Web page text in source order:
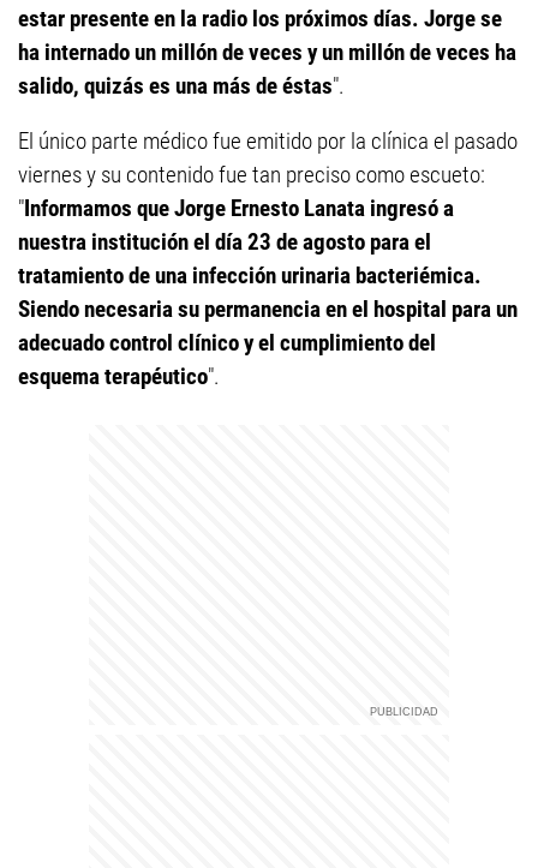
estar presente en la radio los próximos días. Jorge se
ha internado un millón de veces y un millón de veces ha
salido, quizás es una más de éstas".
El único parte médico fue emitido por la clínica el pasado
viernes y su contenido fue tan preciso como escueto:
"Informamos que Jorge Ernesto Lanata ingresó a
nuestra institución el día 23 de agosto para el
tratamiento de una infección urinaria bacteriémica.
Siendo necesaria su permanencia en el hospital para un
adecuado control clínico y el cumplimiento del
esquema terapéutico".